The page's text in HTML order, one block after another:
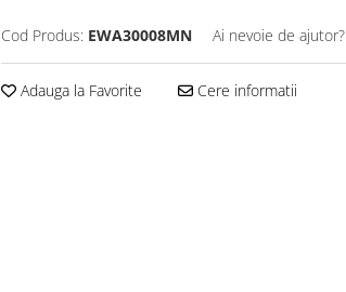
Cod Produs: EWA30008MN Ai nevoie de ajutor?
Adauga la Favorite Cere informatii